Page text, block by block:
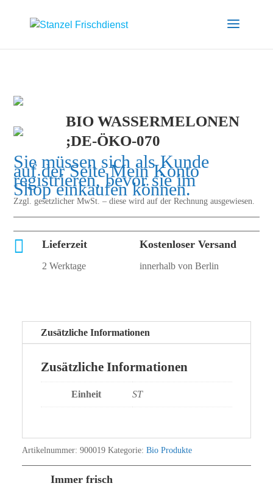
BIO WASSERMELONEN
;DE-ÖKO-070
Sie müssen sich als Kunde
auf der SeiteMein Konto
registrieren, bevor sie im
Shop einkaufen können.
Zzgl. gesetzlicher MwSt. – diese wird auf der Rechnung ausgewiesen.
 Lieferzeit
2 Werktage
Kostenloser Versand
innerhalb von Berlin
Zusätzliche Informationen
Zusätzliche Informationen
Einheit ST
Artikelnummer: 900019 Kategorie: Bio Produkte
Immer frisch